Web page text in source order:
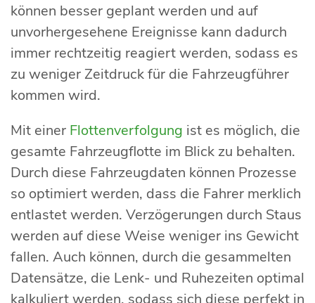
können besser geplant werden und auf
unvorhergesehene Ereignisse kann dadurch
immer rechtzeitig reagiert werden, sodass es
zu weniger Zeitdruck für die Fahrzeugführer
kommen wird.
Mit einer Flottenverfolgung ist es möglich, die
gesamte Fahrzeugflotte im Blick zu behalten.
Durch diese Fahrzeugdaten können Prozesse
so optimiert werden, dass die Fahrer merklich
entlastet werden. Verzögerungen durch Staus
werden auf diese Weise weniger ins Gewicht
fallen. Auch können, durch die gesammelten
Datensätze, die Lenk- und Ruhezeiten optimal
kalkuliert werden, sodass sich diese perfekt in